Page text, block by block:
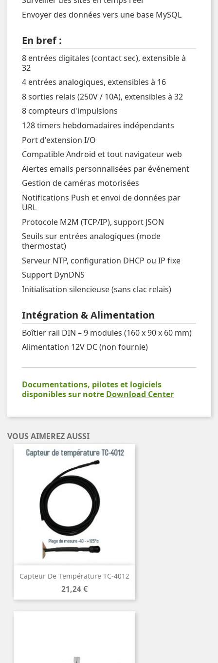
Envoyer des données vers une base MySQL
En bref :
8 entrées digitales (contact sec), extensible à
32
4 entrées analogiques, extensibles à 16
8 sorties relais (250V / 10A), extensibles à 32
8 compteurs d'impulsions
128 timers hebdomadaires indépendants
Port d'extension I/O
Compatible Android et tout navigateur web
Alertes emails personnalisées par événement
Gestion de caméras motorisées
Notifications Push et envoi de données par
URL
Protocole M2M (TCP/IP), support JSON
Seuils sur entrées analogiques (mode
thermostat)
Serveur NTP, configuration DHCP ou IP fixe
Support DynDNS
Initialisation silencieuse (sans clac relais)
Intégration & Alimentation
Boîtier rail DIN – 9 modules (160 x 90 x 60 mm)
Alimentation 12V DC (non fournie)
Documentations, pilotes et logiciels
disponibles sur notre Download Center
VOUS AIMEREZ AUSSI
Capteur De Température TC-4012
Prix
21,24 €